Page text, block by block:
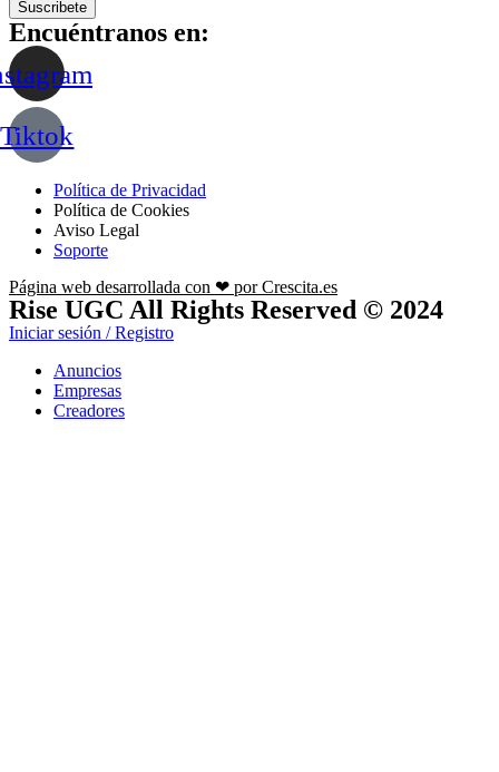
Suscribete
Encuéntranos en:
Tiktok
Política de Privacidad
Política de Cookies
Aviso Legal
Soporte
Página web desarrollada con ❤ por Crescita.es
Rise UGC All Rights Reserved © 2024
Iniciar sesión / Registro
Anuncios
Empresas
Creadores